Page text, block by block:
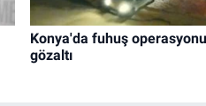
Konya'da fuhuş
gözaltı